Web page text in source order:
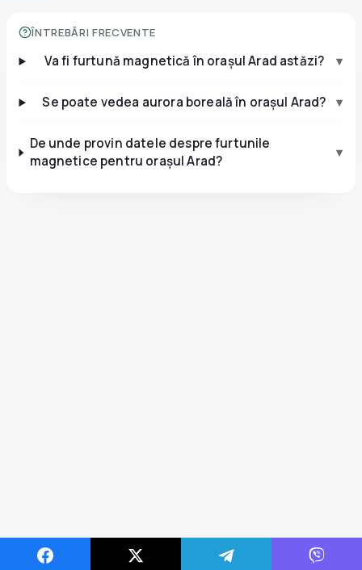
ÎNTREBĂRI FRECVENTE
Va fi furtună magnetică în orașul Arad astăzi? ▾
Se poate vedea aurora boreală în orașul Arad? ▾
De unde provin datele despre furtunile
magnetice pentru orașul Arad?
▾